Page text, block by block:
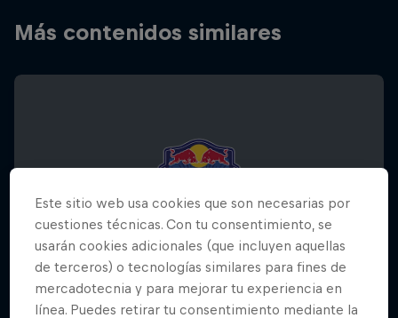
Más contenidos similares
Este sitio web usa cookies que son necesarias por
cuestiones técnicas. Con tu consentimiento, se
usarán cookies adicionales (que incluyen aquellas
de terceros) o tecnologías similares para fines de
mercadotecnia y para mejorar tu experiencia en
línea. Puedes retirar tu consentimiento mediante la